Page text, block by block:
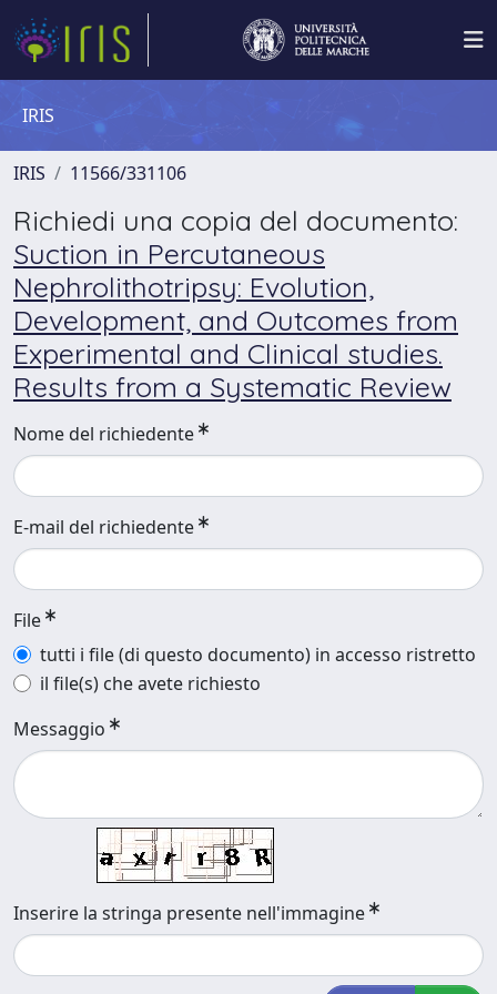
IRIS
IRIS 11566/331106
Richiedi una copia del documento:
Suction in Percutaneous
Nephrolithotripsy: Evolution,
Development, and Outcomes from
Experimental and Clinical studies.
Results from a Systematic Review
Nome del richiedente
E-mail del richiedente
File
tutti i file (di questo documento) in accesso ristretto
il file(s) che avete richiesto
Messaggio
Inserire la stringa presente nell'immagine